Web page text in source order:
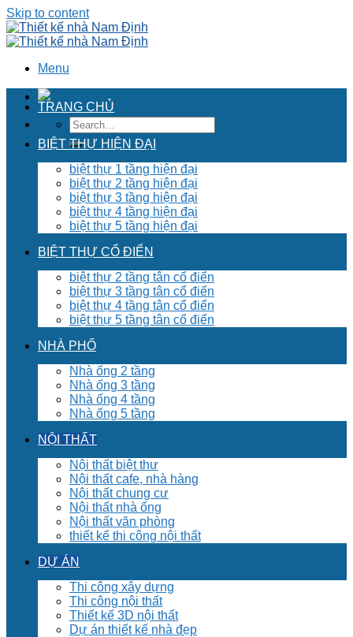
Skip to content
Menu
TRANG CHỦ
BIỆT THỰ HIỆN ĐẠI
biệt thự 1 tầng hiện đại
biệt thự 2 tầng hiện đại
biệt thự 3 tầng hiện đại
biệt thự 4 tầng hiện đại
biệt thự 5 tầng hiện đại
BIỆT THỰ CỔ ĐIỂN
biệt thự 2 tầng tân cổ điển
biệt thự 3 tầng tân cổ điển
biệt thự 4 tầng tân cổ điển
biệt thự 5 tầng tân cổ điển
NHÀ PHỐ
Nhà ống 2 tầng
Nhà ống 3 tầng
Nhà ống 4 tầng
Nhà ống 5 tầng
NỘI THẤT
Nội thất biệt thư
Nội thất cafe, nhà hàng
Nội thất chung cư
Nội thất nhà ống
Nội thất văn phòng
thiết kế thi công nội thất
DỰ ÁN
Thi công xây dựng
Thi công nội thất
Thiết kế 3D nội thất
Dự án thiết kế nhà đẹp